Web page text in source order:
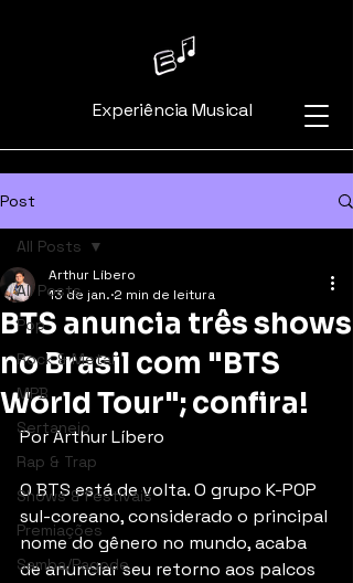
Experiência Musical
Post
All Posts
Pop
Rock & Metal
MPB
Sertanejo
Rap & Trap
Shows & Festivais
Premiações
Samba/Pagode
All Posts
BTS anuncia três shows
no Brasil com "BTS
World Tour"; confira!
Arthur Líbero
13 de jan. 2 min de leitura
Por Arthur Líbero
O BTS está de volta. O grupo K-POP
sul-coreano, considerado o principal
nome do gênero no mundo, acaba
de anunciar seu retorno aos palcos